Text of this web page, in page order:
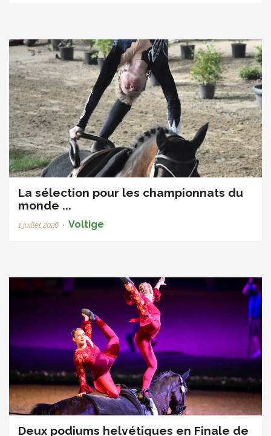
La sélection pour les championnats du
monde ...
1 juillet 2026 • Voltige
Deux podiums helvétiques en Finale de